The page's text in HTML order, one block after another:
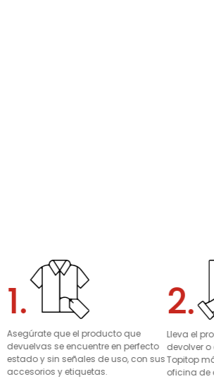
1.
Asegúrate que el producto que
devuelvas se encuentre en perfecto
estado y sin señales de uso, con sus
accesorios y etiquetas.
2.
Lleva el
devolver
Topitop
oficina de